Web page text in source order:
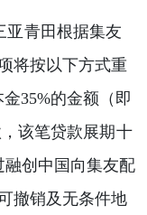
亚青田根据集友
将按以下方式重
35%的金额（即
该笔贷款展期十
创中国向集友配
撤销及无条件地